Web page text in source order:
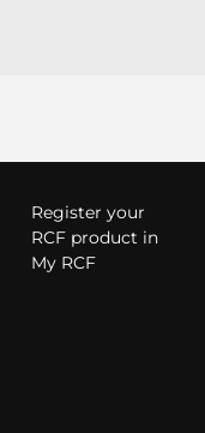
Register your
RCF product in
My RCF